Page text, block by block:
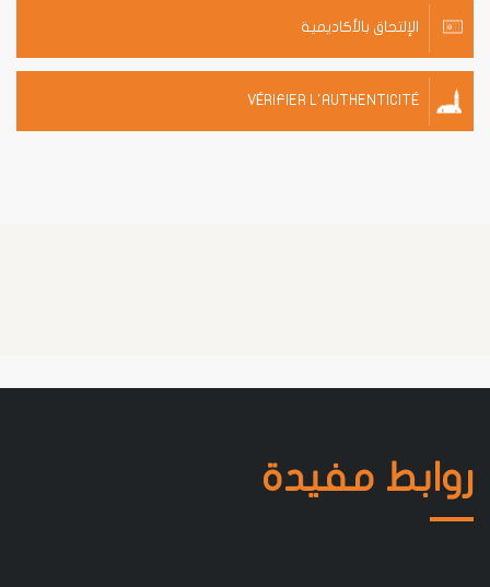
الإلتحاق بالأكاديمية
VÉRIFIER L'AUTHENTICITÉ
روابط مفيدة